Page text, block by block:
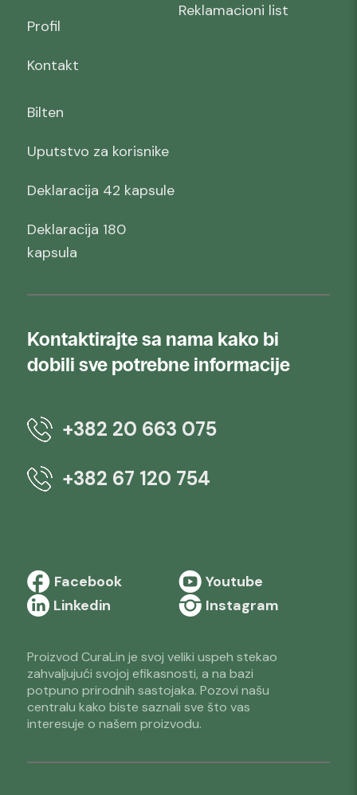
Profil
Kontakt
Reklamacioni list
Bilten
Uputstvo za korisnike
Deklaracija 42 kapsule
Deklaracija 180
kapsula
Kontaktirajte sa nama kako bi
dobili sve potrebne informacije
+382 20 663 075
+382 67 120 754
Proizvod CuraLin je svoj veliki uspeh stekao
zahvaljujući svojoj efikasnosti, a na bazi
potpuno prirodnih sastojaka. Pozovi našu
centralu kako biste saznali sve što vas
interesuje o našem proizvodu.
Facebook
Youtube
Linkedin
Instagram